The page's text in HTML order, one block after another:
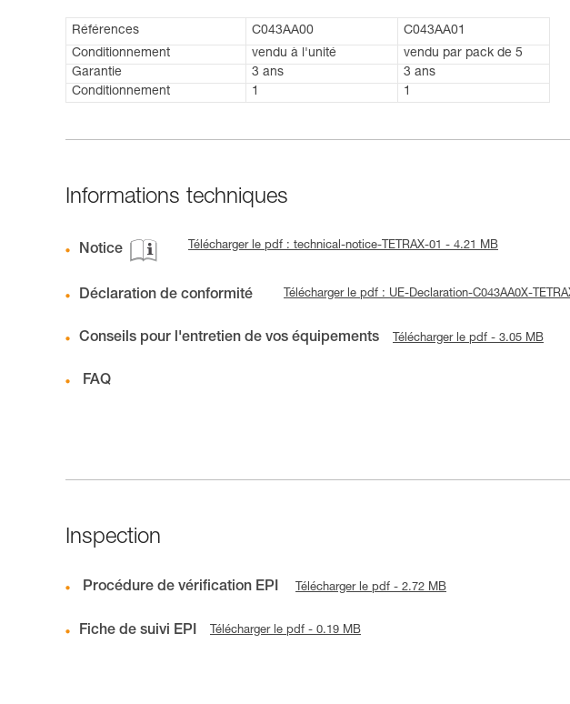
Références C043AA00
C043AA01
Conditionnement
vendu à l'unité
vendu par pack de 5
Garantie
3 ans
3 ans
Conditionnement
1 1
Informations techniques
Notice Télécharger le pdf : technical-notice-TETRAX-01 - 4.21 MB
Déclaration de conformité Télécharger le pdf : UE-Declaration-C043AA0X-
Conseils pour l'entretien de vos équipements Télécharger le pdf - 3.05 MB
FAQ
Inspection
Procédure de vérification EPI Télécharger le pdf - 2.72 MB
Fiche de suivi EPI Télécharger le pdf - 0.19 MB